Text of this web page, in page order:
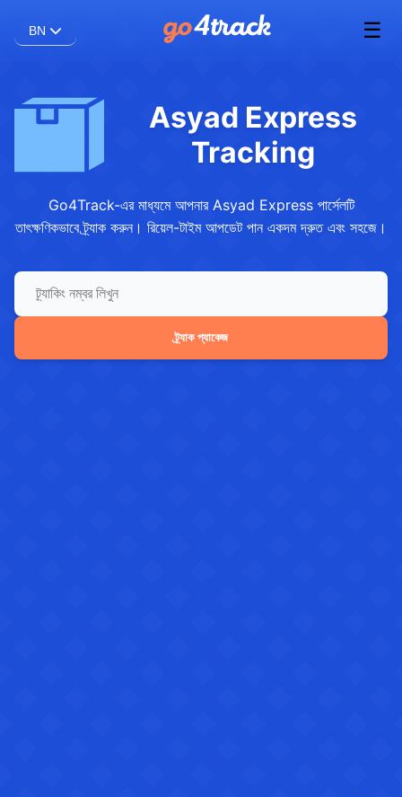
BN ☰
Asyad Express
Tracking
Go4Track-এর মাধ্যমে আপনার Asyad Express পার্সেলটি
তাৎক্ষণিকভাবে ট্র্যাক করুন। রিয়েল-টাইম আপডেট পান একদম দ্রুত এবং সহজে।
ট্র্যাক প্যাকেজ